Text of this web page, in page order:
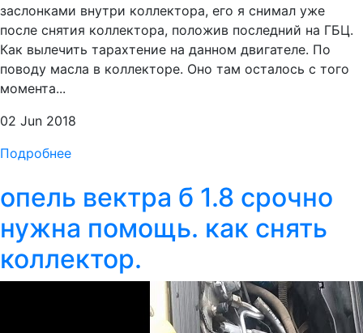
заслонками внутри коллектора, его я снимал уже
после снятия коллектора, положив последний на ГБЦ.
Как вылечить тарахтение на данном двигателе. По
поводу масла в коллекторе. Оно там осталось с того
момента...
02 Jun 2018
Подробнее
опель вектра б 1.8 срочно
нужна помощь. как снять
коллектор.